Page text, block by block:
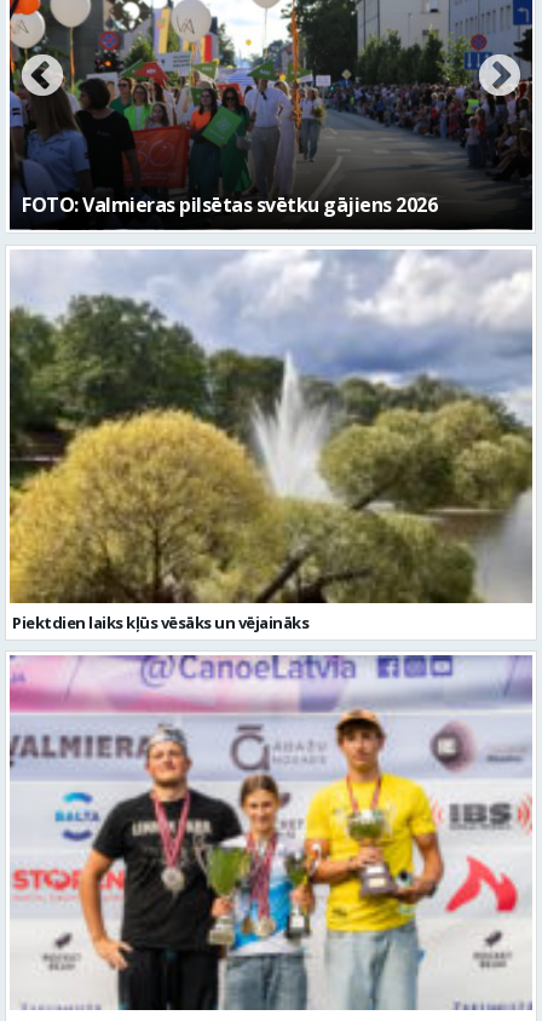
Valmierā turpinās īstenot nozīmīgus ielu
infrastruktūras investīciju projektus
Piektdien laiks kļūs vēsāks un vējaināks